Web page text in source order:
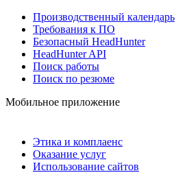
Производственный календарь
Требования к ПО
Безопасный HeadHunter
HeadHunter API
Поиск работы
Поиск по резюме
Мобильное приложение
Этика и комплаенс
Оказание услуг
Использование сайтов